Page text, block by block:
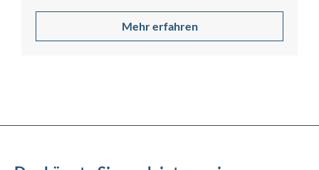
sorgte das…
Mehr erfahren